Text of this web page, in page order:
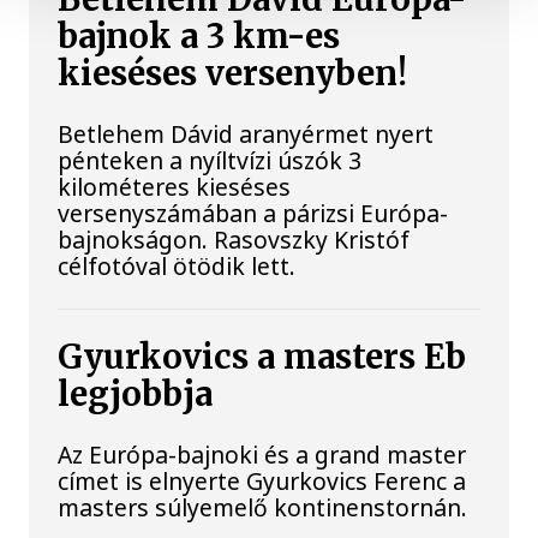
bajnok a 3 km-es
kieséses versenyben!
Betlehem Dávid aranyérmet nyert
pénteken a nyíltvízi úszók 3
kilométeres kieséses
versenyszámában a párizsi Európa-
bajnokságon. Rasovszky Kristóf
célfotóval ötödik lett.
Gyurkovics a masters Eb
legjobbja
Az Európa-bajnoki és a grand master
címet is elnyerte Gyurkovics Ferenc a
masters súlyemelő kontinenstornán.